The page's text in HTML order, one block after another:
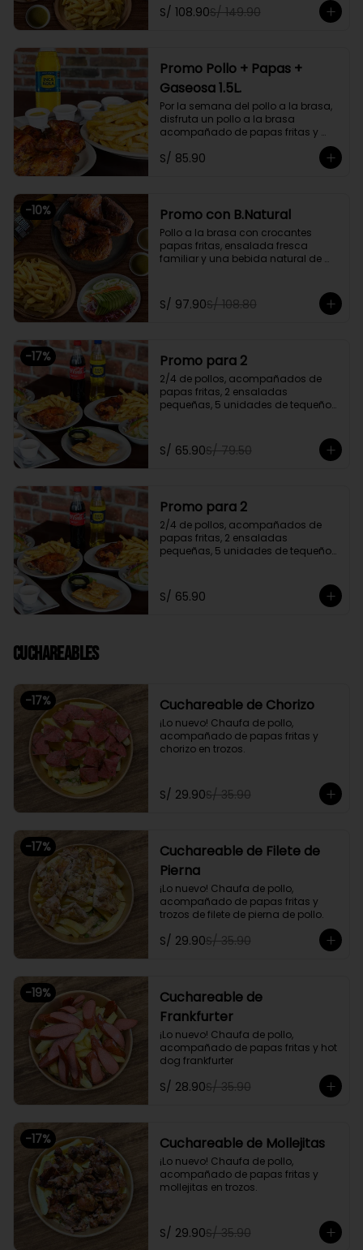
Promoción exclusiva para llevar o
S/ 108.90S/ 149.90
Promo Pollo + Papas +
Gaseosa 1.5L.
Por la semana del pollo a la brasa,
disfruta un pollo a la brasa
acompañado de papas fritas y
Promoción exclusiva para llevar o
S/ 85.90
-10% Promo con B.Natural
Pollo a la brasa con crocantes
papas fritas, ensalada fresca
familiar y una bebida natural de
Promoción exclusiva para llevar o
delivery
S/ 97.90S/ 108.80
-17% Promo para 2
2/4 de pollos, acompañados de
papas fritas, 2 ensaladas
pequeñas, 5 unidades de tequeños
Promoción exclusiva para llevar o
delivery
S/ 65.90S/ 79.50
Promo para 2
2/4 de pollos, acompañados de
papas fritas, 2 ensaladas
pequeñas, 5 unidades de tequeños
Promoción exclusiva para llevar o
delivery
S/ 65.90
Cuchareables
-17% Cuchareable de Chorizo
¡Lo nuevo! Chaufa de pollo,
acompañado de papas fritas y
chorizo en trozos.
S/ 29.90S/ 35.90
-17%
Cuchareable de Filete de
Pierna
¡Lo nuevo! Chaufa de pollo,
acompañado de papas fritas y
trozos de filete de pierna de pollo.
S/ 29.90S/ 35.90
-19%
Cuchareable de
Frankfurter
¡Lo nuevo! Chaufa de pollo,
acompañado de papas fritas y hot
dog frankfurter
S/ 28.90S/ 35.90
-17% Cuchareable de Mollejitas
¡Lo nuevo! Chaufa de pollo,
acompañado de papas fritas y
mollejitas en trozos.
S/ 29.90S/ 35.90